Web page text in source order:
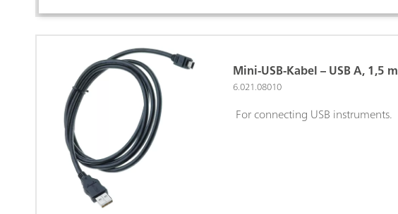
Mini-USB-Kabel – USB A, 1,5 m
6.021.08010
For connecting USB instruments.